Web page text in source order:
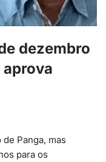
dezembro
Panga, mas
para os